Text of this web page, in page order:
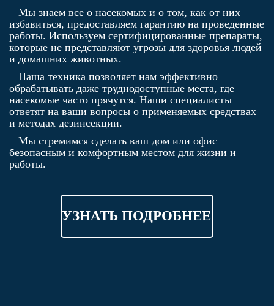
Мы знаем все о насекомых и о том, как от них
избавиться, предоставляем гарантию на проведенные
работы. Используем сертифицированные препараты,
которые не представляют угрозы для здоровья людей
и домашних животных.
Наша техника позволяет нам эффективно
обрабатывать даже труднодоступные места, где
насекомые часто прячутся. Наши специалисты
ответят на ваши вопросы о применяемых средствах
и методах дезинсекции.
Мы стремимся сделать ваш дом или офис
безопасным и комфортным местом для жизни и
работы.
УЗНАТЬ ПОДРОБНЕЕ